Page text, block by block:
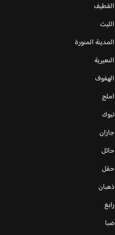
القطيف
الليث
المدينة المنورة
النعيرية
الهفوف
املج
تبوك
جازان
حائل
حقل
ذهبان
رابغ
ضبا